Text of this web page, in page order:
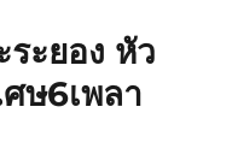
ะยอง หัว
ษ6เพลา